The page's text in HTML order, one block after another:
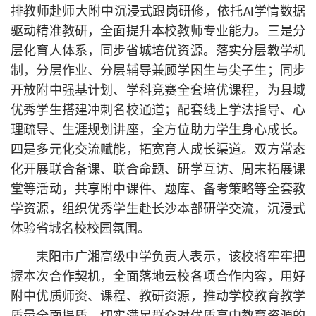
排教师赴师大附中沉浸式跟岗研修，依托AI学情数据
驱动精准教研，全面提升本校教师专业能力。三是分
层化育人体系，同步省城培优资源。落实分层教学机
制，分层作业、分层辅导兼顾学困生与尖子生；同步
开放附中强基计划、学科竞赛全套培优课程，为县域
优秀学生搭建冲刺名校通道；配套线上学法指导、心
理疏导、生涯规划讲座，全方位助力学生身心成长。
四是多元化交流赋能，拓宽育人成长渠道。双方常态
化开展联合备课、联合命题、研学互访、周末拓展课
堂等活动，共享附中课件、题库、备考策略等全套教
学资源，组织优秀学生赴长沙本部研学交流，沉浸式
体验省城名校校园氛围。
耒阳市广湘高级中学负责人表示，该校将牢牢把
握本次合作契机，全面落地云校各项合作内容，用好
附中优质师资、课程、教研资源，推动学校教育教学